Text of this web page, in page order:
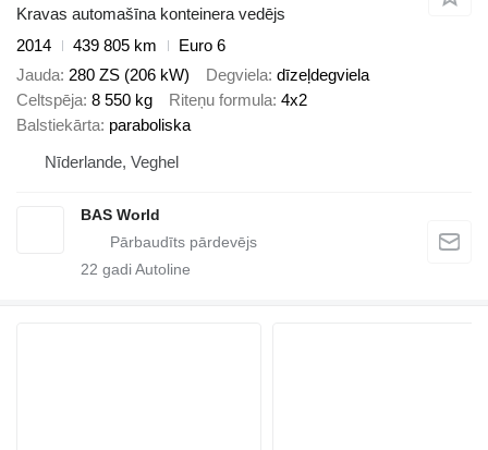
Kravas automašīna konteinera vedējs
2014
439 805 km
Euro 6
Jauda 280 ZS (206 kW) Degviela dīzeļdegviela
Celtspēja 8 550 kg Riteņu formula 4x2
Balstiekārta paraboliska
Nīderlande, Veghel
BAS World
22 gadi Autoline